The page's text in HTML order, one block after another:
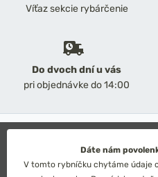
Víťaz sekcie rybárčenie
Do dvoch dní u vás
pri objednávke do 14:00
Obchodné
Ochrana
Dáte nám
V tomto rybníčku chytáme údaje